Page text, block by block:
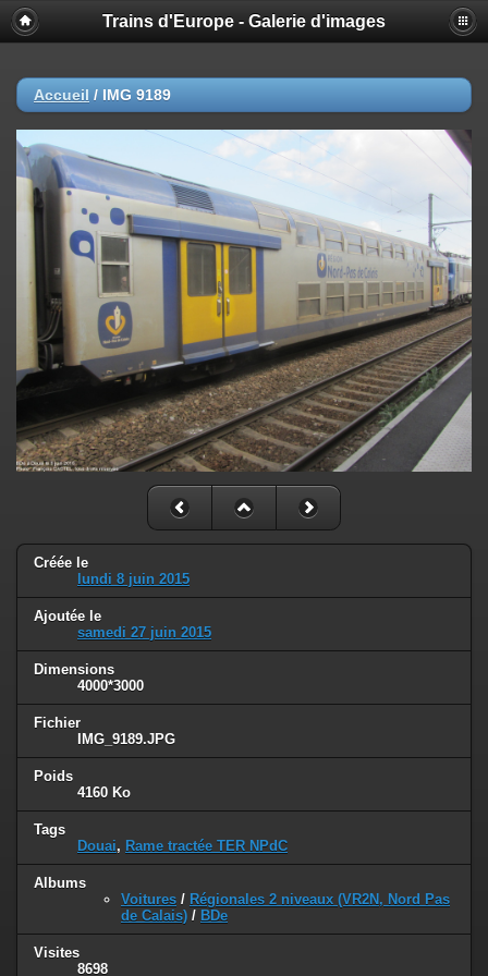
Trains d'Europe - Galerie d'images
Accueil / IMG 9189
Créée le
lundi 8 juin 2015
Ajoutée le
samedi 27 juin 2015
Dimensions
4000*3000
Fichier
IMG_9189.JPG
Poids
4160 Ko
Tags
Douai, Rame tractée TER NPdC
Albums
Voitures / Régionales 2 niveaux (VR2N, Nord Pas
de Calais) / BDe
Visites
8698